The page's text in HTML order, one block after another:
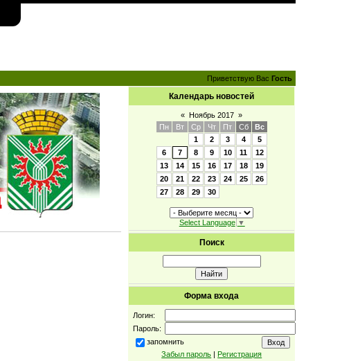
Приветствую Вас Гость
Календарь новостей
« Ноябрь 2017 »
Пн
Вт Ср Чт Пт Сб
Вс
1
2 3 4
5
6
7 8 9 10 11
12
13
14 15 16 17 18
19
20
21 22 23 24 25
26
27
28 29 30
Select Language ▼
Поиск
Форма входа
Логин:
Пароль:
запомнить
Забыл пароль | Регистрация